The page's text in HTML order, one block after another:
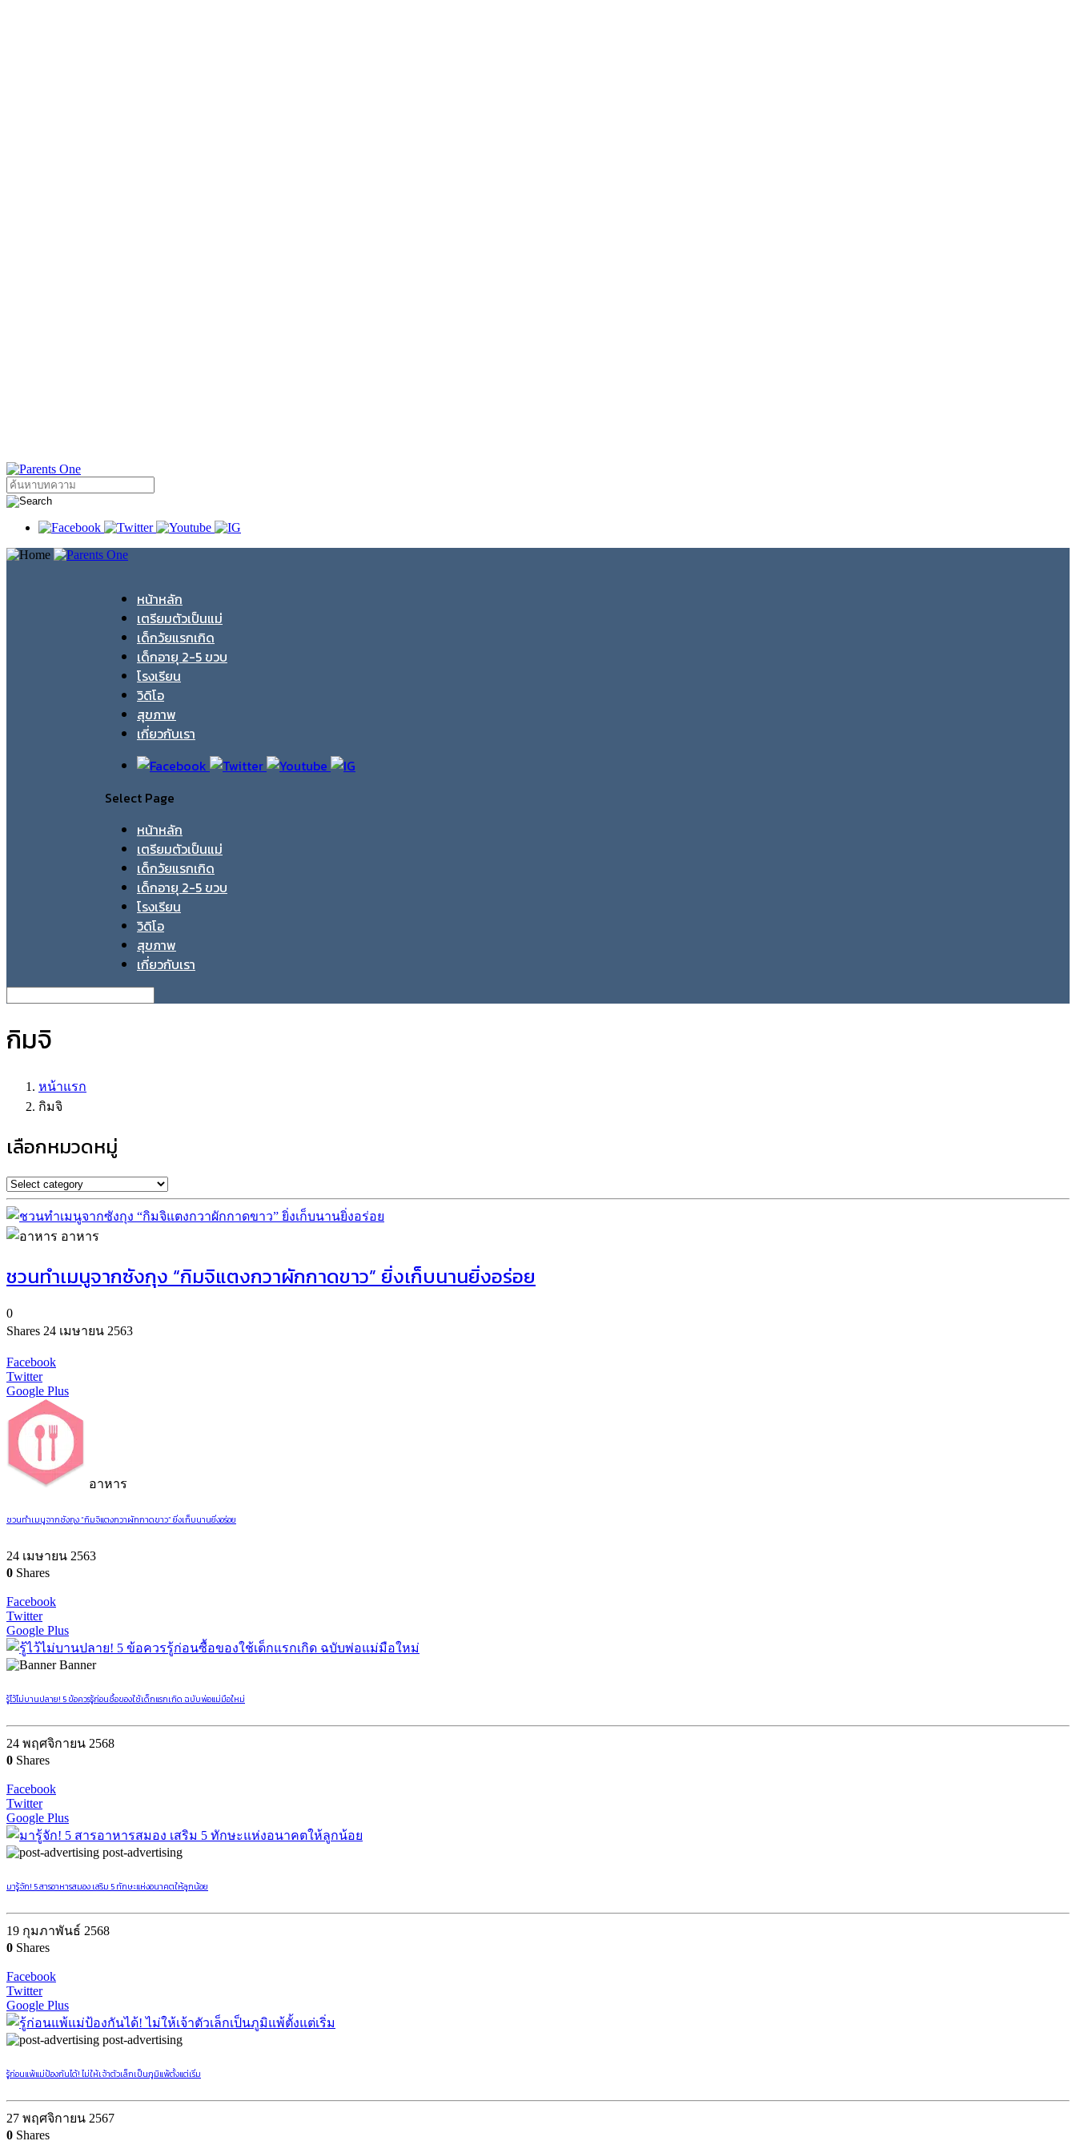
หน้าหลัก
เตรียมตัวเป็นแม่
เด็กวัยแรกเกิด
เด็กอายุ 2-5 ขวบ
โรงเรียน
วิดิโอ
สุขภาพ
เกี่ยวกับเรา
Select Page
หน้าหลัก
เตรียมตัวเป็นแม่
เด็กวัยแรกเกิด
เด็กอายุ 2-5 ขวบ
โรงเรียน
วิดิโอ
สุขภาพ
เกี่ยวกับเรา
กิมจิ
หน้าแรก
กิมจิ
เลือกหมวดหมู่
อาหาร
ชวนทำเมนูจากซังกุง “กิมจิแตงกวาผักกาดขาว” ยิ่งเก็บนานยิ่งอร่อย
0
Shares 24 เมษายน 2563
Facebook
Twitter
Google Plus
อาหาร
ชวนทำเมนูจากซังกุง “กิมจิแตงกวาผักกาดขาว” ยิ่งเก็บนานยิ่งอร่อย
24 เมษายน 2563
0 Shares
Facebook
Twitter
Google Plus
Banner
รู้ไว้ไม่บานปลาย! 5 ข้อควรรู้ก่อนซื้อของใช้เด็กแรกเกิด ฉบับพ่อแม่มือใหม่
24 พฤศจิกายน 2568
0 Shares
Facebook
Twitter
Google Plus
post-advertising
มารู้จัก! 5 สารอาหารสมอง เสริม 5 ทักษะแห่งอนาคตให้ลูกน้อย
19 กุมภาพันธ์ 2568
0 Shares
Facebook
Twitter
Google Plus
post-advertising
รู้ก่อนแพ้แม่ป้องกันได้! ไม่ให้เจ้าตัวเล็กเป็นภูมิแพ้ตั้งแต่เริ่ม
27 พฤศจิกายน 2567
0 Shares